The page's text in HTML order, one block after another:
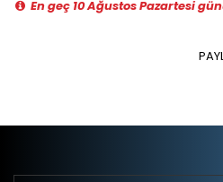
En geç 10 Ağustos Pazartesi